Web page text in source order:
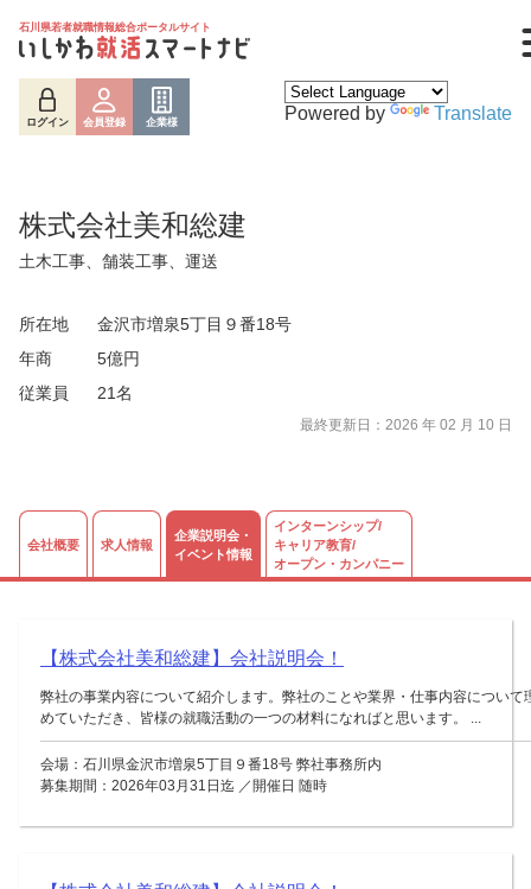
石川県若者就職情報総合ポータルサイト
ログイン 会員登録 企業様 Powered by Translate
会員登録 企業様
株式会社美和総建
土木工事、舗装工事、運送
所在地
金沢市増泉5丁目９番18号
年商
5億円
従業員
21名
最終更新日：2026 年 02 月 10 日
会社概要 求人情報
企業説明会・
イベント情報
インターンシップ/
キャリア教育/
オープン・カンパニー
【株式会社美和総建】会社説明会！
弊社の事業内容について紹介します。弊社のことや業界・仕事内容について
めていただき、皆様の就職活動の一つの材料になればと思います。 ...
会場：石川県金沢市増泉5丁目９番18号 弊社事務所内
募集期間：2026年03月31日迄 ／開催日 随時